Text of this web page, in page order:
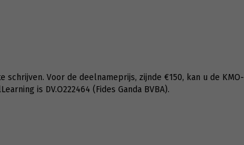
Voor de deelnameprijs, zijnde €150, kan u de KMO-
is DV.O222464 (Fides Ganda BVBA).